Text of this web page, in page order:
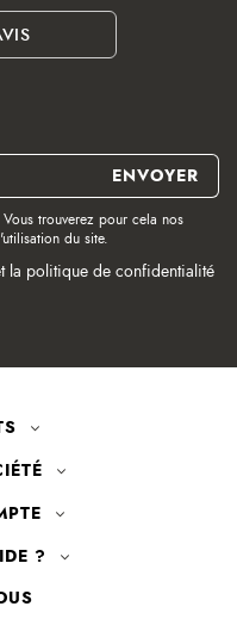
trouverez pour cela nos
du site.
la politique de confidentialité
?